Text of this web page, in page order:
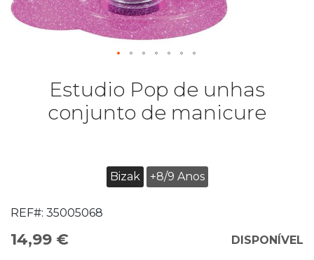
Estudio Pop de unhas
conjunto de manicure
Bizak +8/9 Anos
REF#: 35005068
14,99 € DISPONÍVEL